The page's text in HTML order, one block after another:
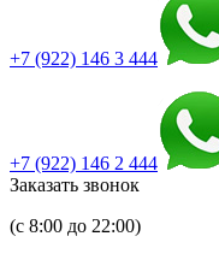
+7 (922) 146 3 444
+7 (922) 146 2 444
Заказать звонок
(с 8:00 до 22:00)